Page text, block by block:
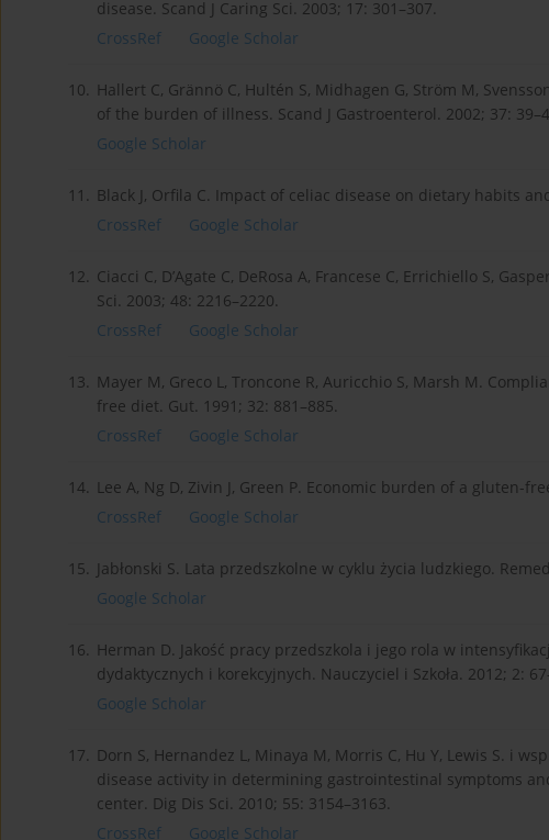
disease. Scand J Caring Sci. 2003; 17: 301–307.
CrossRef
Google Scholar
10. Hallert C, Grännö C, Hultén S, Midhagen G, Ström M,
of the burden of illness. Scand J Gastroenterol. 2002; 37:
Google Scholar
11. Black J, Orfila C. Impact of celiac disease on dietary habits
CrossRef
Google Scholar
12. Ciacci C, D’Agate C, DeRosa A, Francese C, Errichiello S,
Sci. 2003; 48: 2216–2220.
CrossRef
Google Scholar
13. Mayer M, Greco L, Troncone R, Auricchio S, Marsh M.
free diet. Gut. 1991; 32: 881–885.
CrossRef
Google Scholar
14. Lee A, Ng D, Zivin J, Green P. Economic burden of a gluten-
CrossRef
Google Scholar
15. Jabłonski S. Lata przedszkolne w cyklu życia ludzkiego.
Google Scholar
16. Herman D. Jakość pracy przedszkola i jego rola w
dydaktycznych i korekcyjnych. Nauczyciel i Szkoła. 2012; 2:
Google Scholar
17. Dorn S, Hernandez L, Minaya M, Morris C, Hu Y, Lewis S. i
disease activity in determining gastrointestinal symptoms
center. Dig Dis Sci. 2010; 55: 3154–3163.
CrossRef
Google Scholar